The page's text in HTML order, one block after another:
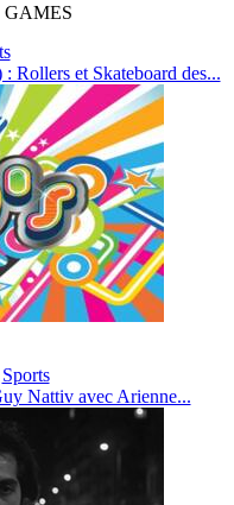
GAMES
Rollers et Skateboard des...
Sports
Nattiv avec Arienne...